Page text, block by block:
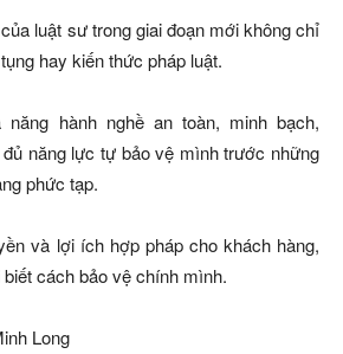
luật sư trong giai đoạn mới không chỉ
hay kiến thức pháp luật.
hành nghề an toàn, minh bạch,
năng lực tự bảo vệ mình trước những
phức tạp.
và lợi ích hợp pháp cho khách hàng,
cách bảo vệ chính mình.
Long